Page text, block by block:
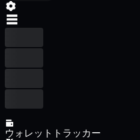
ウォレットトラッカー